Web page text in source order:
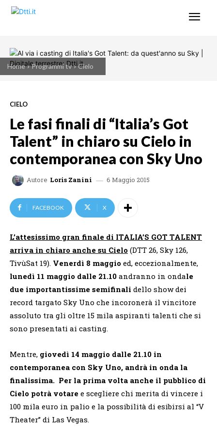
Home Programmi tv Cielo
CIELO
Le fasi finali di “Italia’s Got
Talent” in chiaro su Cielo in
contemporanea con Sky Uno
Autore Loris Zanini 6 Maggio 2015
FACEBOOK X
L’attesissimo gran finale di ITALIA’S GOT TALENT
arriva in chiaro anche su Cielo (DTT 26, Sky 126,
TivùSat 19). Venerdì 8 maggio ed, eccezionalmente,
lunedì 11 maggio dalle 21.10 andranno in ondale
due importantissime semifinali dello show dei
record targato Sky Uno che incoronerà il vincitore
assoluto tra gli oltre 15 mila aspiranti talenti che si
sono presentati ai casting.
Mentre, giovedì 14 maggio dalle 21.10 in
contemporanea con Sky Uno, andrà in onda la
finalissima. Per la prima volta anche il pubblico di
Cielo potrà votare e scegliere chi merita di vincere i
100 mila euro in palio e la possibilità di esibirsi al “V
Theater” di Las Vegas.